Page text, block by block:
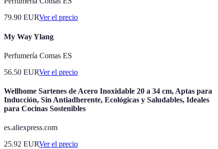
79.90 EURVer el precio
My Way Ylang
Perfumería Comas ES
56.50 EURVer el precio
Wellhome Sartenes de Acero Inoxidable 20 a 34 cm, Aptas para
Inducción, Sin Antiadherente, Ecológicas y Saludables, Ideales
para Cocinas Sostenibles
es.aliexpress.com
25.92 EURVer el precio